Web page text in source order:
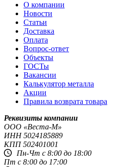
О компании
Новости
Статьи
Доставка
Оплата
Вопрос-ответ
Объекты
ГОСТы
Вакансии
Калькулятор металла
Акции
Правила возврата товара
Реквизиты компании
OOO «Веста-М»
ИНН5024185889
КПП502401001
Пн-Чт с 8:00 до 18:00
Пт с 8:00 до 17:00